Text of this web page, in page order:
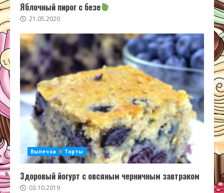
Яблочный пирог с безе
21.05.2020
Выпечка Торты
Здоровый йогурт с овсяным черничным завтраком
03.10.2019